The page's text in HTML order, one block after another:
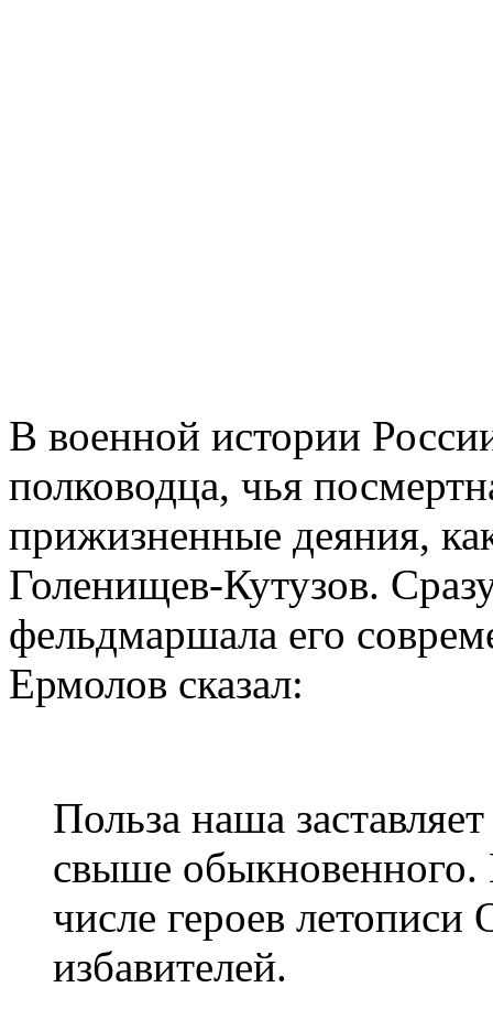
В военной истории
полководца, чья
прижизненные деяния,
Голенищев-Кутузов.
фельдмаршала его
Ермолов сказал:
Польза наша
свыше обыкновенного.
числе героев летописи
избавителей.